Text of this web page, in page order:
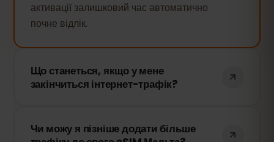
активації залишковий час автоматично
почне відлік.
Що станеться, якщо у мене
закінчиться інтернет-трафік?
трафік, з'єднання з мережею
Чи можу я пізніше додати більше